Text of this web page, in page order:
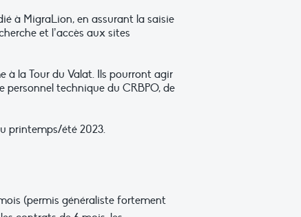
à MigraLion, en assurant la saisie
et l’accès aux sites
à la Tour du Valat. Ils pourront agir
technique du CRBPO, de
printemps/été 2023.
(permis généraliste fortement